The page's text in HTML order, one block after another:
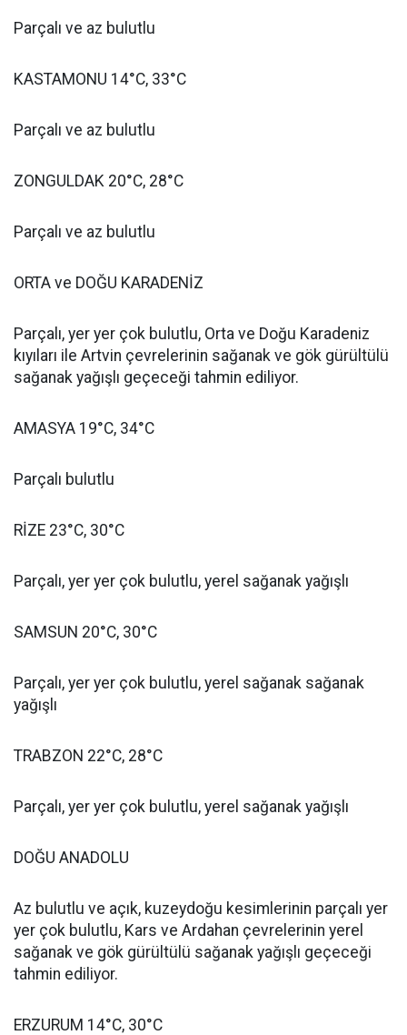
Parçalı ve az bulutlu
KASTAMONU 14°C, 33°C
Parçalı ve az bulutlu
ZONGULDAK 20°C, 28°C
Parçalı ve az bulutlu
ORTA ve DOĞU KARADENİZ
Parçalı, yer yer çok bulutlu, Orta ve Doğu Karadeniz
kıyıları ile Artvin çevrelerinin sağanak ve gök gürültülü
sağanak yağışlı geçeceği tahmin ediliyor.
AMASYA 19°C, 34°C
Parçalı bulutlu
RİZE 23°C, 30°C
Parçalı, yer yer çok bulutlu, yerel sağanak yağışlı
SAMSUN 20°C, 30°C
Parçalı, yer yer çok bulutlu, yerel sağanak sağanak
yağışlı
TRABZON 22°C, 28°C
Parçalı, yer yer çok bulutlu, yerel sağanak yağışlı
DOĞU ANADOLU
Az bulutlu ve açık, kuzeydoğu kesimlerinin parçalı yer
yer çok bulutlu, Kars ve Ardahan çevrelerinin yerel
sağanak ve gök gürültülü sağanak yağışlı geçeceği
tahmin ediliyor.
ERZURUM 14°C, 30°C